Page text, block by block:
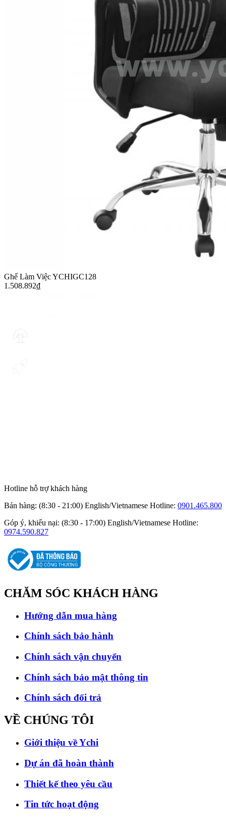
Ghế Làm Việc YCHIGC128
1.508.892₫
Hotline hỗ trợ khách hàng
Bán hàng: (8:30 - 21:00) English/Vietnamese Hotline: 0901.465.800
Góp ý, khiếu nại: (8:30 - 17:00) English/Vietnamese Hotline:
0974.590.827
CHĂM SÓC KHÁCH HÀNG
Hướng dẫn mua hàng
Chính sách bảo hành
Chính sách vận chuyển
Chính sách bảo mật thông tin
Chính sách đổi trả
VỀ CHÚNG TÔI
Giới thiệu về Ychi
Dự án đã hoàn thành
Thiết kế theo yêu cầu
Tin tức hoạt động